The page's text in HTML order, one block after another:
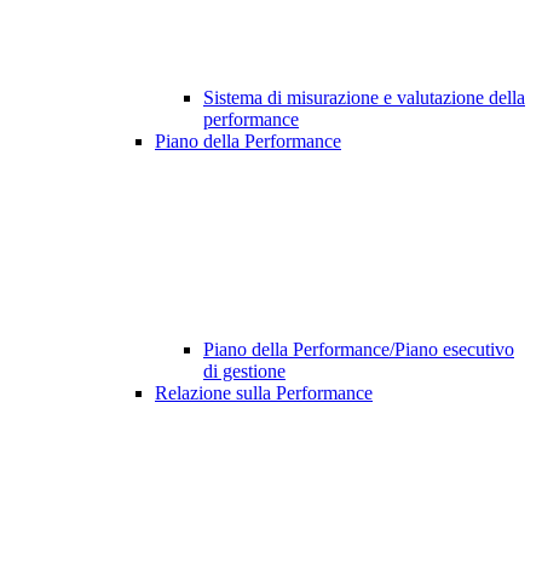
Sistema di misurazione e valutazione della
performance
Piano della Performance
Piano della Performance/Piano esecutivo
di gestione
Relazione sulla Performance